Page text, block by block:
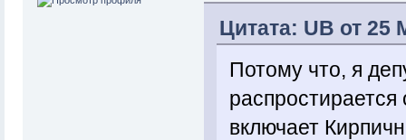
Цитата: UB от 25
Потому что, я
включает